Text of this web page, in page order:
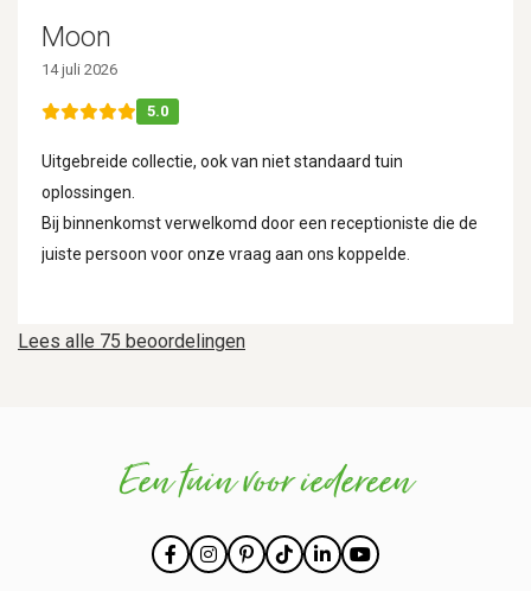
Lees alle 75 beoordelingen
Moon
14 juli 2026
5.0
Uitgebreide collectie, ook van niet standaard tuin
oplossingen.
Bij binnenkomst verwelkomd door een receptioniste die de
juiste persoon voor onze vraag aan ons koppelde.
Een tuin voor iedereen